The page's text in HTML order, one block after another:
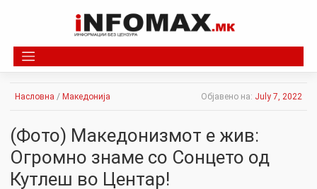
Насловна / Македонија Објавено на: July 7, 2022
(Фото) Македонизмот е жив:
Огромно знаме со Сонцето од
Кутлеш во Центар!